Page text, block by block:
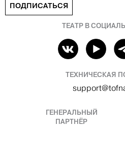
ПОДПИСАТЬСЯ
ТЕАТР В
ТЕХНИЧЕСКАЯ
ГЕНЕРАЛЬНЫЙ
ПАРТНЁР